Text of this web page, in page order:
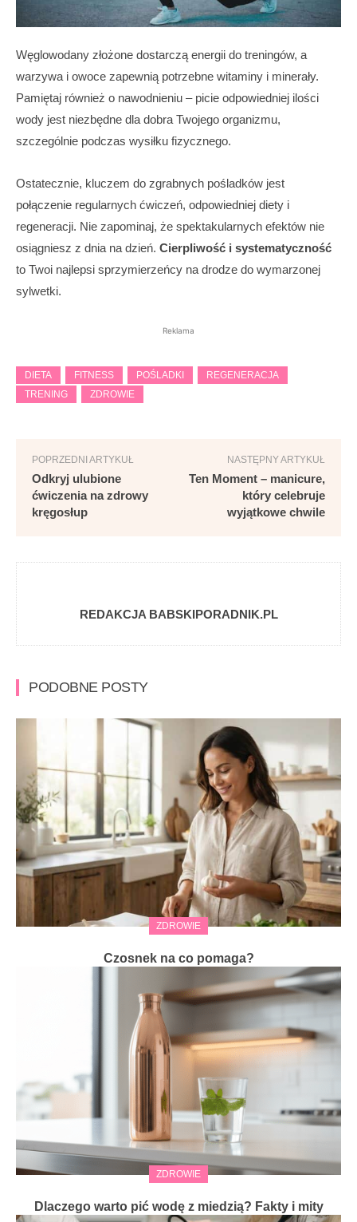
Węglowodany złożone dostarczą energii do treningów, a
warzywa i owoce zapewnią potrzebne witaminy i minerały.
Pamiętaj również o nawodnieniu – picie odpowiedniej ilości
wody jest niezbędne dla dobra Twojego organizmu,
szczególnie podczas wysiłku fizycznego.
Ostatecznie, kluczem do zgrabnych pośladków jest
połączenie regularnych ćwiczeń, odpowiedniej diety i
regeneracji. Nie zapominaj, że spektakularnych efektów nie
osiągniesz z dnia na dzień. Cierpliwość i systematyczność
to Twoi najlepsi sprzymierzeńcy na drodze do wymarzonej
sylwetki.
Reklama
DIETA FITNESS POŚLADKI
REGENERACJA
TRENING
ZDROWIE
POPRZEDNI ARTYKUŁ
Odkryj ulubione
ćwiczenia na zdrowy
kręgosłup
NASTĘPNY ARTYKUŁ
Ten Moment – manicure,
który celebruje
wyjątkowe chwile
REDAKCJA BABSKIPORADNIK.PL
PODOBNE POSTY
ZDROWIE
Czosnek na co pomaga?
ZDROWIE
Dlaczego warto pić wodę z miedzią? Fakty i mity